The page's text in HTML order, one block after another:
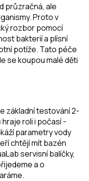
průzračná, ale
Proto v
rozbor pomocí
bakterií a plísní
potíže. Tato péče
se koupou malé děti
základní testování 2-
roli i počasí -
parametry vody
chtějí mít bazén
servisní balíčky,
a o